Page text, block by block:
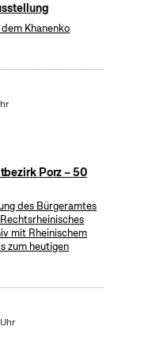
Khanenko
Porz – 50
des Bürgeramtes
mit Rheinischem
zum heutigen